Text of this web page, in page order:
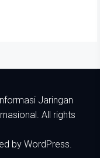
Jaringan
All rights
by WordPress.